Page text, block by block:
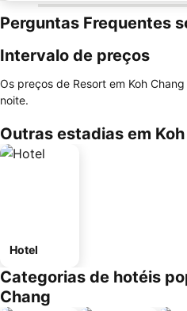
Perguntas Frequentes
Intervalo de preços
Os preços de Resort em Koh
noite.
Outras estadias em
Hotel
Categorias de hotéis
Chang